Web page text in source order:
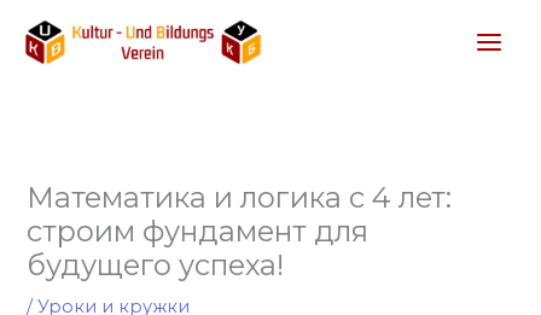
содержимому
Математика и логика с 4 лет:
строим фундамент для
будущего успеха!
/Уроки и кружки